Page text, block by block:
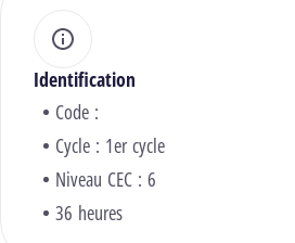
Identification
Code :
Cycle : 1er cycle
Niveau CEC : 6
36 heures